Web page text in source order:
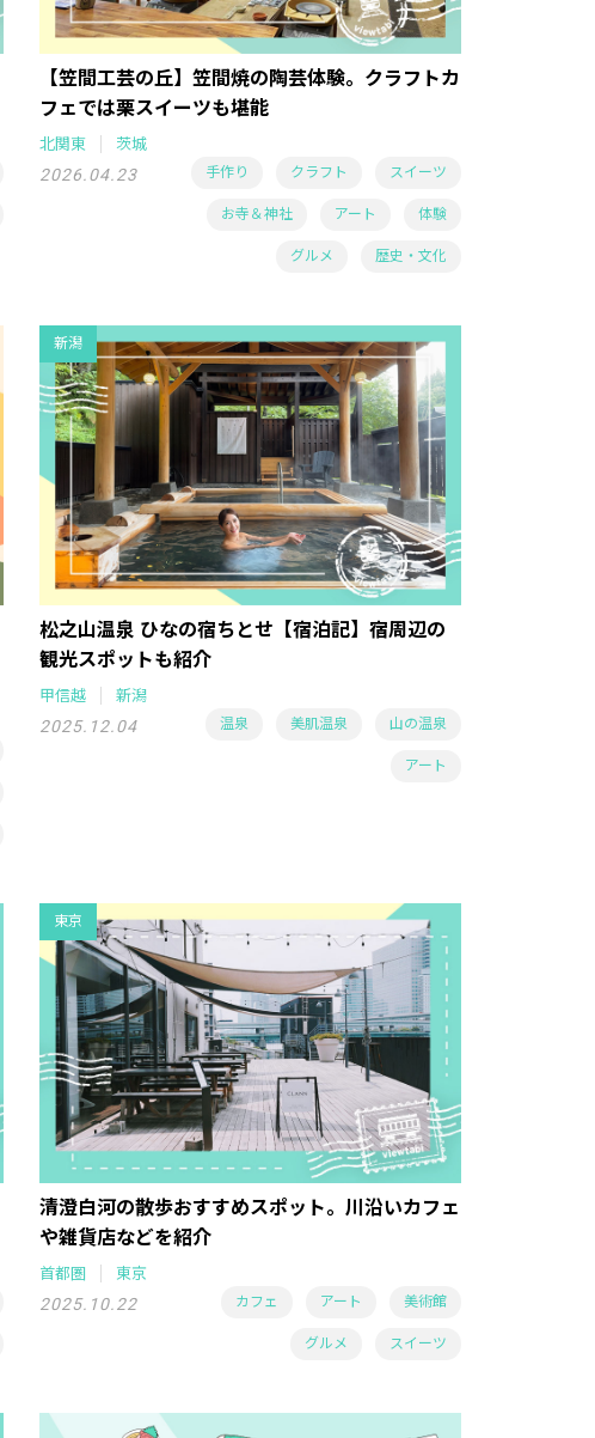
【笠間工芸の丘】笠間焼の陶芸体験。クラフトカ
フェでは栗スイーツも堪能
北関東 茨城
2026.04.23 手作り クラフト スイーツ
お寺＆神社 アート 体験
グルメ 歴史・文化
新潟
松之山温泉 ひなの宿ちとせ【宿泊記】宿周辺の
観光スポットも紹介
甲信越 新潟
2025.12.04 温泉 美肌温泉 山の温泉
アート
東京
清澄白河の散歩おすすめスポット。川沿いカフェ
や雑貨店などを紹介
首都圏 東京
2025.10.22 カフェ アート 美術館
グルメ スイーツ